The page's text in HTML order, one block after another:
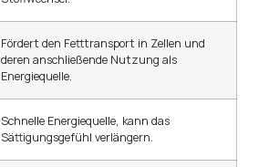
Fördert den Fetttransport in Zellen und
deren anschließende Nutzung als
Energiequelle.
Schnelle Energiequelle, kann das
Sättigungsgefühl verlängern.